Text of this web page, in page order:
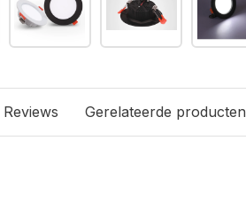
Reviews Gerelateerde producten